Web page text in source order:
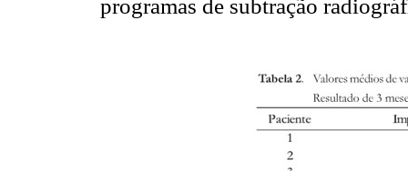
programas de subtração